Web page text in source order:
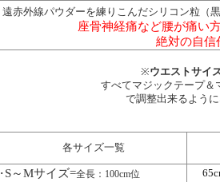
遠赤外線パウダーを練りこんだシリコン粒（
座骨神経痛など腰が痛い
絶対の自信
※ウエストサイ
すべてマジックテープ＆
で調整出来るよう
各サイズ一覧
･ S～Mサイズ=全長：100cm位